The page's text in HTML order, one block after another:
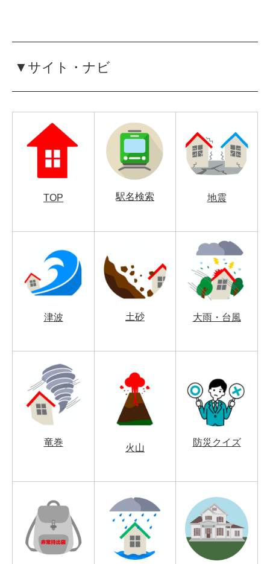
▼サイト・ナビ
TOP 駅名検索 地震
津波 土砂 大雨・台風
竜巻
火山
防災クイズ